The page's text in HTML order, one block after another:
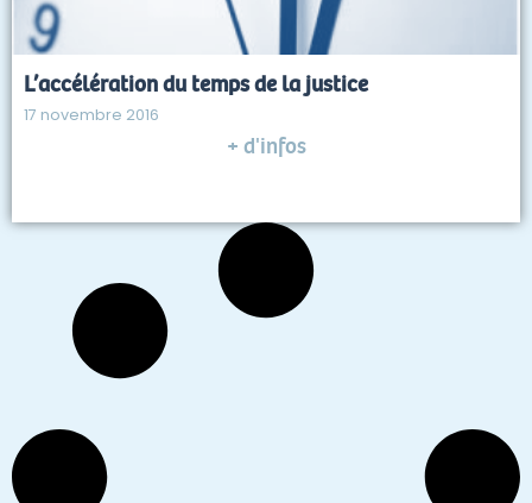
L’accélération du temps de la justice
17 novembre 2016
+ d'infos